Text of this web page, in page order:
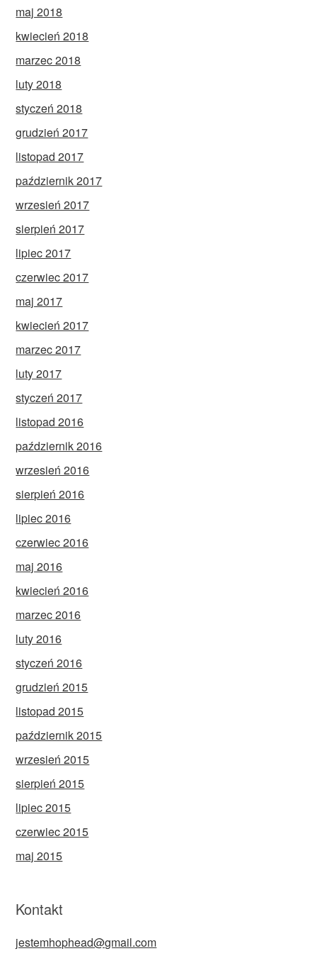
maj 2018
kwiecień 2018
marzec 2018
luty 2018
styczeń 2018
grudzień 2017
listopad 2017
październik 2017
wrzesień 2017
sierpień 2017
lipiec 2017
czerwiec 2017
maj 2017
kwiecień 2017
marzec 2017
luty 2017
styczeń 2017
listopad 2016
październik 2016
wrzesień 2016
sierpień 2016
lipiec 2016
czerwiec 2016
maj 2016
kwiecień 2016
marzec 2016
luty 2016
styczeń 2016
grudzień 2015
listopad 2015
październik 2015
wrzesień 2015
sierpień 2015
lipiec 2015
czerwiec 2015
maj 2015
Kontakt
jestemhophead@gmail.com